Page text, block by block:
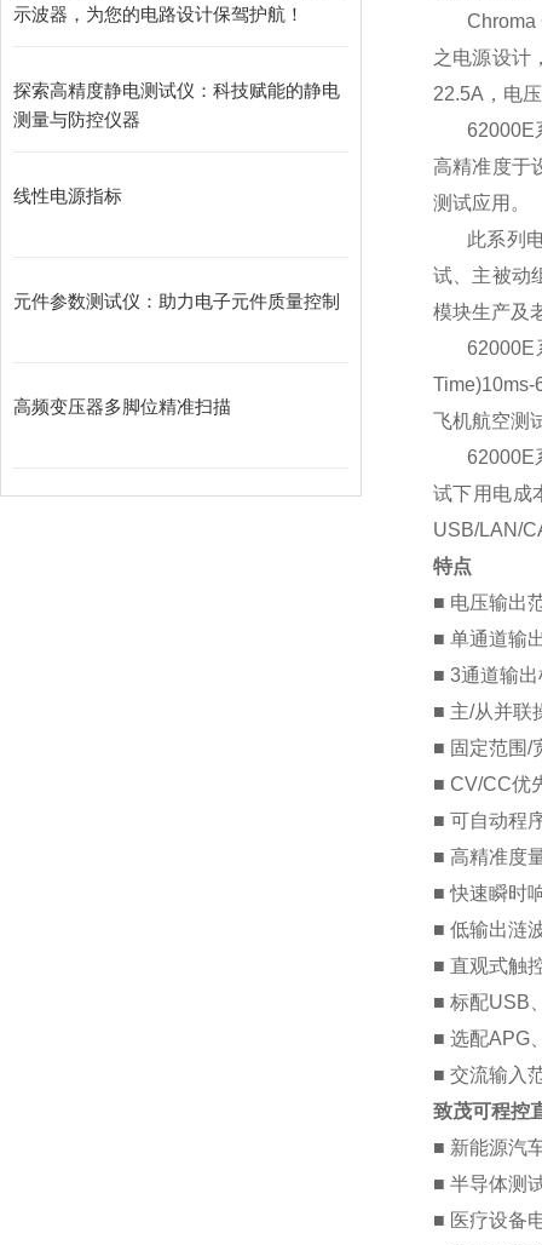
示波器，为您的电路设计保驾护航！
探索高精度静电测试仪：科技赋能的静电
测量与防控仪器
线性电源指标
元件参数测试仪：助力电子元件质量控制
高频变压器多脚位精准扫描
Chroma
之电源设计
22.5A ，电
62000E
高精准度于
测试应用。
此系列
试、主被动
模块生产及
62000E
Time)10ms-
飞机航空测
62000E
试下用电成
USB/LAN/
特点
■ 电压输出
■ 单通道输
■ 3通道输
■ 主/从并联
■ 固定范围/
■ CV/CC优
■ 可自动程
■ 高精准度
■ 快速瞬时
■ 低输出涟
■ 直观式触
■ 标配USB
■ 选配APG
■ 交流输入
致茂可程控
■ 新能源汽
■ 半导体测
■ 医疗设备